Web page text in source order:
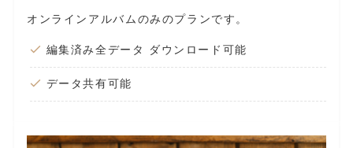
オンラインアルバムのみのプランです。
編集済み全データ ダウンロード可能
データ共有可能